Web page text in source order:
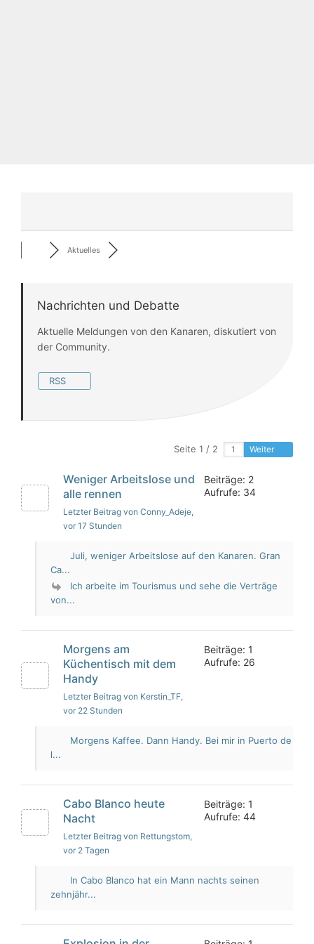
Aktuelles
Nachrichten und Debatte
Aktuelle Meldungen von den Kanaren, diskutiert von
der Community.
RSS
Seite 1 / 2 Weiter
Weniger Arbeitslose und
alle rennen
Letzter Beitrag von Conny_Adeje,
vor 17 Stunden
Beiträge: 2
Aufrufe: 34
Juli, weniger Arbeitslose auf den Kanaren. Gran
Ca...
Ich arbeite im Tourismus und sehe die Verträge
von...
Morgens am
Küchentisch mit dem
Handy
Letzter Beitrag von Kerstin_TF,
vor 22 Stunden
Beiträge: 1
Aufrufe: 26
Morgens Kaffee. Dann Handy. Bei mir in Puerto de
l...
Cabo Blanco heute
Nacht
Letzter Beitrag von Rettungstom,
vor 2 Tagen
Beiträge: 1
Aufrufe: 44
In Cabo Blanco hat ein Mann nachts seinen
zehnjähr...